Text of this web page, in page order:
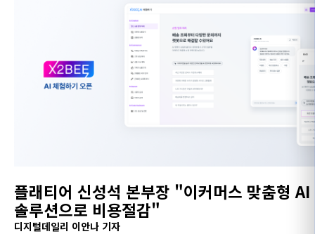
플래티어 신성석 본부장 "이커머스 맞춤형 AI
솔루션으로 비용절감"
디지털데일리 이안나 기자